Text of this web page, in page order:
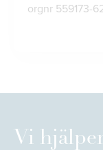
orgnr 559173-
Vi